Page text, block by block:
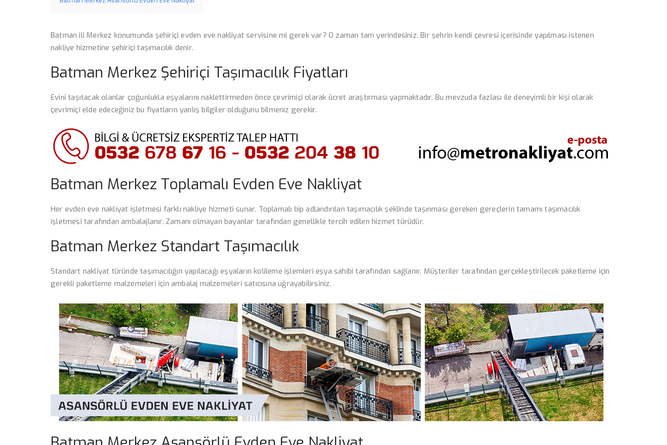
Batman ili Merkez konumunda şehiriçi evden eve nakliyat servisine mi gerek var? O zaman tam yerindesiniz. Bir şehrin kendi çevresi içerisinde yapılması istenen
nakliye hizmetine şehiriçi taşımacılık denir.
Batman Merkez Şehiriçi Taşımacılık Fiyatları
Evini taşıtacak olanlar çoğunlukla eşyalarını naklettirmeden önce çevrimiçi olarak ücret araştırması yapmaktadır. Bu mevzuda fazlası ile deneyimli bir kişi olarak
çevrimiçi elde edeceğiniz bu fiyatların yanlış bilgiler olduğunu bilmeniz gerekir.
Batman Merkez Toplamalı Evden Eve Nakliyat
Her evden eve nakliyat işletmesi farklı nakliye hizmeti sunar. Toplamalı bip adlandırılan taşımacılık şeklinde taşınması gereken gereçlerin tamamı taşımacılık
işletmesi tarafından ambalajlanır. Zamanı olmayan bayanlar tarafından genellikle tercih edilen hizmet türüdür.
Batman Merkez Standart Taşımacılık
Standart nakliyat türünde taşımacılığın yapılacağı eşyaların kolileme işlemleri eşya sahibi tarafından sağlanır. Müşteriler tarafından gerçekleştirilecek paketleme için
gerekli paketleme malzemeleri için ambalaj malzemeleri satıcısına uğrayabilirsiniz.